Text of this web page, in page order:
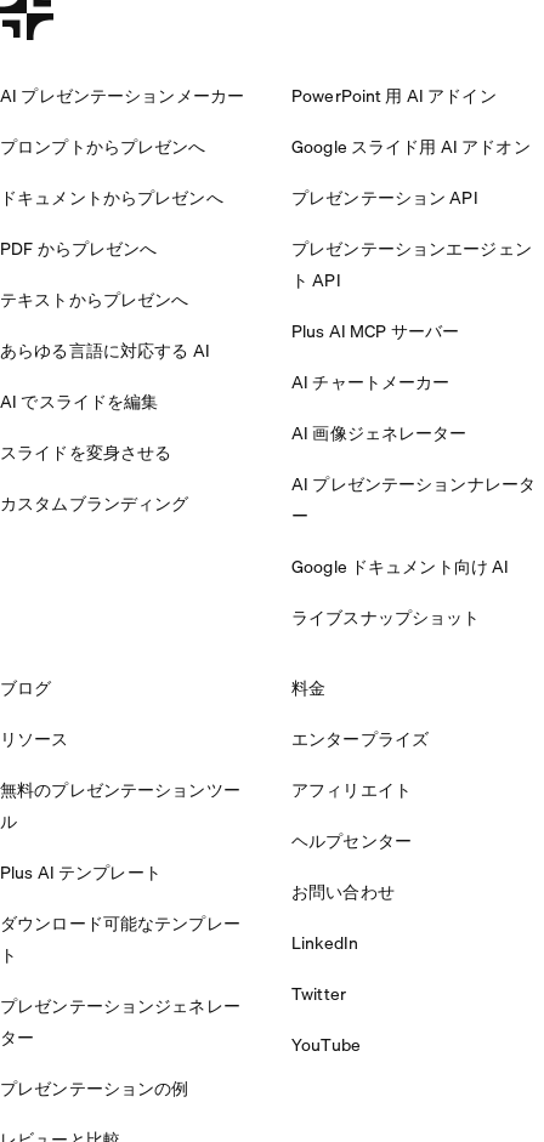
AI プレゼンテーションメーカー
プロンプトからプレゼンへ
ドキュメントからプレゼンへ
PDF からプレゼンへ
テキストからプレゼンへ
あらゆる言語に対応する AI
AI でスライドを編集
スライドを変身させる
カスタムブランディング
PowerPoint 用 AI アドイン
Google スライド用 AI アドオン
プレゼンテーション API
プレゼンテーションエージェン
ト API
Plus AI MCP サーバー
AI チャートメーカー
AI 画像ジェネレーター
AI プレゼンテーションナレータ
ー
Google ドキュメント向け AI
ライブスナップショット
ブログ
リソース
無料のプレゼンテーションツー
ル
Plus AI テンプレート
ダウンロード可能なテンプレー
ト
プレゼンテーションジェネレー
ター
プレゼンテーションの例
料金
エンタープライズ
アフィリエイト
ヘルプセンター
お問い合わせ
LinkedIn
Twitter
YouTube